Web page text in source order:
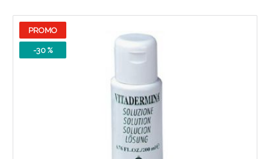
PROMO
-30 %